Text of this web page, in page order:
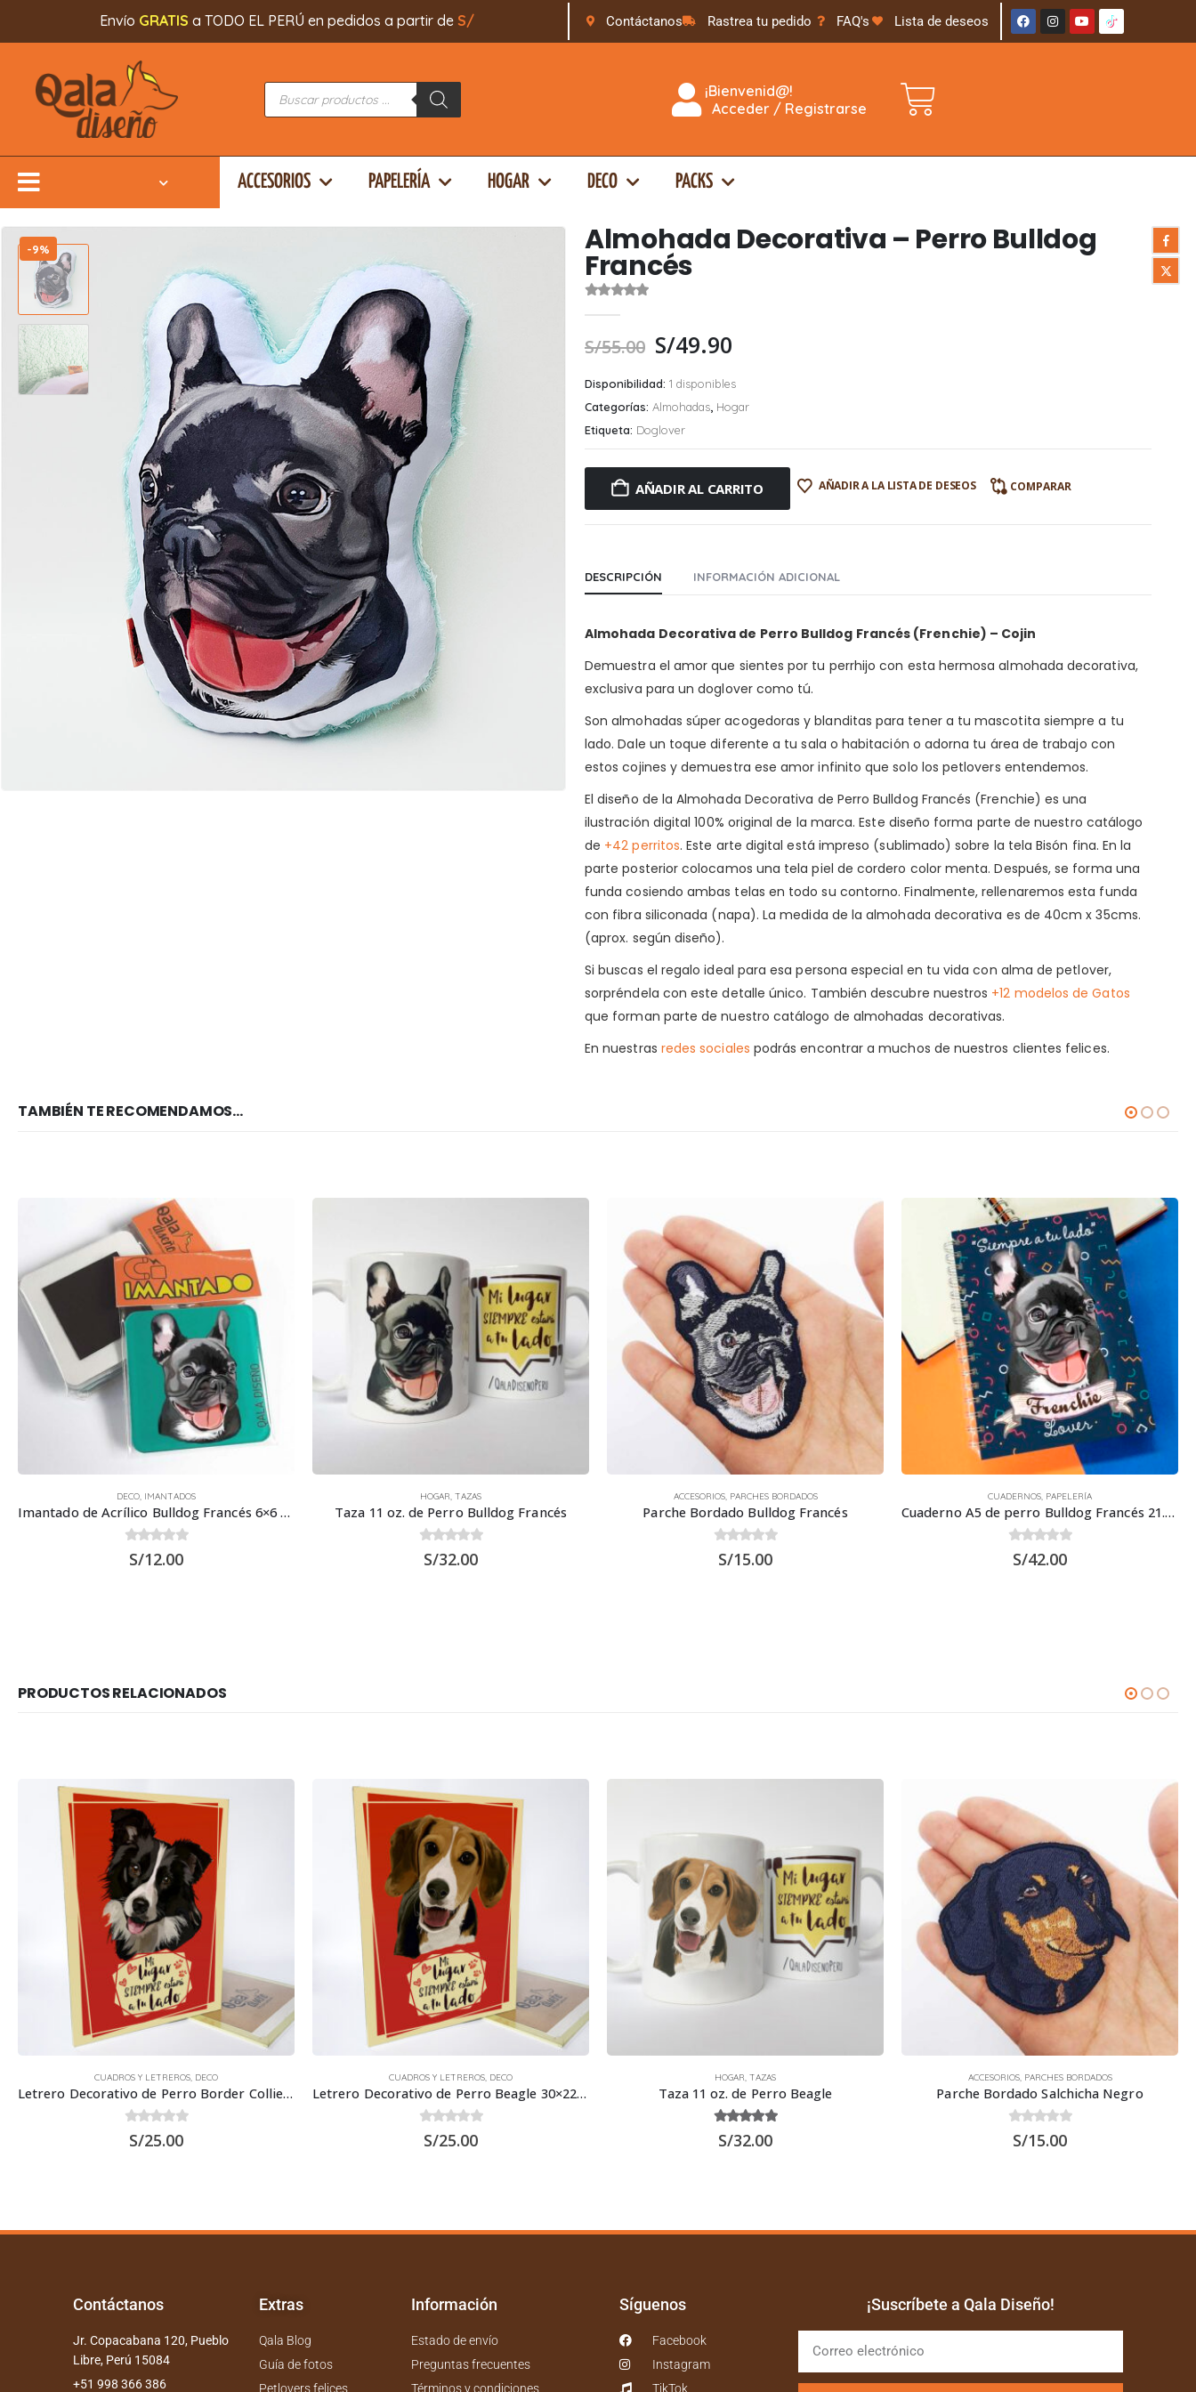
EnvíoGRATISa TODO EL PERÚ en pedidos a partir de S/ 169 Contáctanos Rastrea tu pedido FAQ's Lista de deseos
¡Bienvenid@!
Acceder / Registrarse
ACCESORIOS PAPELERÍA HOGAR DECO PACKS
-9% Almohada Decorativa – Perro Bulldog
Francés
S/55.00 S/49.90
Disponibilidad: 1 disponibles
Categorías: Almohadas Hogar
Etiqueta: Doglover
AÑADIR AL CARRITO AÑADIR A LA LISTA DE DESEOS COMPARAR
DESCRIPCIÓN INFORMACIÓN ADICIONAL
Almohada Decorativa de Perro Bulldog Francés (Frenchie) – Cojin
Demuestra el amor que sientes por tu perrhijo con esta hermosa almohada decorativa,
exclusiva para un doglover como tú.
Son almohadas súper acogedoras y blanditas para tener a tu mascotita siempre a tu
lado. Dale un toque diferente a tu sala o habitación o adorna tu área de trabajo con
estos cojines y demuestra ese amor infinito que solo los petlovers entendemos.
El diseño de la Almohada Decorativa de Perro Bulldog Francés (Frenchie) es una
ilustración digital 100% original de la marca. Este diseño forma parte de nuestro catálogo
de +42 perritos. Este arte digital está impreso (sublimado) sobre la tela Bisón fina. En la
parte posterior colocamos una tela piel de cordero color menta. Después, se forma una
funda cosiendo ambas telas en todo su contorno. Finalmente, rellenaremos esta funda
con fibra siliconada (napa). La medida de la almohada decorativa es de 40cm x 35cms.
(aprox. según diseño).
Si buscas el regalo ideal para esa persona especial en tu vida con alma de petlover,
sorpréndela con este detalle único. También descubre nuestros +12 modelos de Gatos
que forman parte de nuestro catálogo de almohadas decorativas.
En nuestras redes sociales podrás encontrar a muchos de nuestros clientes felices.
TAMBIÉN TE RECOMENDAMOS…
DECO, IMANTADOS
Imantado de Acrílico Bulldog Francés 6×6 cms – Imán
out of 5
S/12.00
HOGAR, TAZAS
Taza 11 oz. de Perro Bulldog Francés
out of 5
S/32.00
ACCESORIOS, PARCHES BORDADOS
Parche Bordado Bulldog Francés
out of 5
S/15.00
CUADERNOS, PAPELERÍA
Cuaderno A5 de perro Bulldog Francés 21.50 x 15.70 cm
out of 5
S/42.00
PRODUCTOS RELACIONADOS
CUADROS Y LETREROS, DECO
Letrero Decorativo de Perro Border Collie 30×22.5 cms
out of 5
S/25.00
CUADROS Y LETREROS, DECO
Letrero Decorativo de Perro Beagle 30×22.5 cms
out of 5
S/25.00
HOGAR, TAZAS
Taza 11 oz. de Perro Beagle
5.00 out of 5
S/32.00
ACCESORIOS, PARCHES BORDADOS
Parche Bordado Salchicha Negro
out of 5
S/15.00
Contáctanos
Jr. Copacabana 120, Pueblo
Libre, Perú 15084
+51 998 366 386
Extras
Qala Blog
Guía de fotos
Petlovers felices
Información
Estado de envío
Preguntas frecuentes
Términos y condiciones
Síguenos
Facebook
Instagram
TikTok
¡Suscríbete a Qala Diseño!